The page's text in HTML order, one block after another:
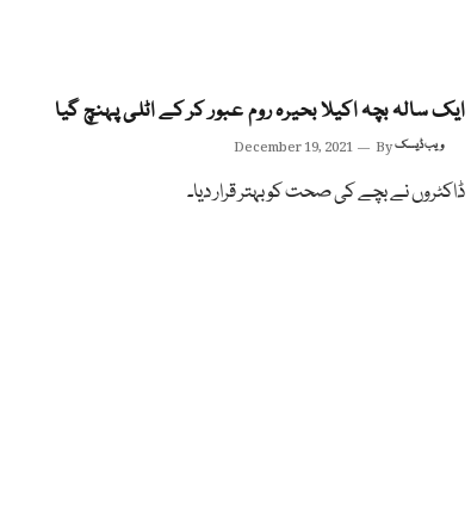
ایک سالہ بچہ اکیلا بحیرہ روم عبور کر کے اٹلی پہنچ گیا
December 19, 2021 Byویب ڈیسک
ڈاکٹروں نے بچے کی صحت کو بہتر قرار دیا۔